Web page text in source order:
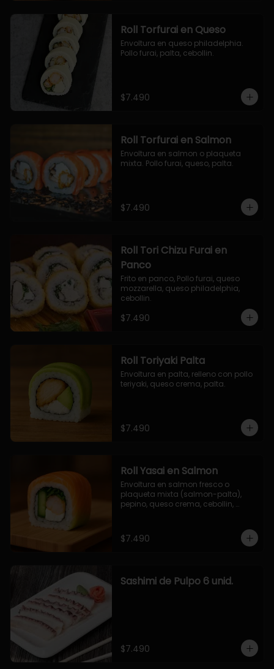
Roll Torfurai en Queso
Envoltura en queso philadelphia.
Pollo furai, palta, cebollin.
$7.490
Roll Torfurai en Salmon
Envoltura en salmon o plaqueta
mixta. Pollo furai, queso, palta.
$7.490
Roll Tori Chizu Furai en
Panco
Frito en panco, Pollo furai, queso
mozzarella, queso philadelphia,
cebollin.
$7.490
Roll Toriyaki Palta
Envoltura en palta, relleno con pollo
teriyaki, queso crema, palta.
$7.490
Roll Yasai en Salmon
Envoltura en salmon fresco o
plaqueta mixta (salmon-palta),
pepino, queso crema, cebollin,
$7.490
Sashimi de Pulpo 6 unid.
$7.490